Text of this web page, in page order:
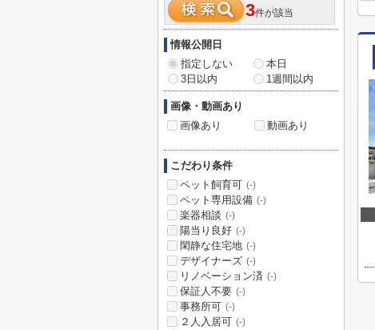
3件が該当
情報公開日
指定しない
本日
3日以内
1週間以内
画像・動画あり
画像あり
動画あり
こだわり条件
ペット飼育可 (-)
ペット専用設備 (-)
楽器相談 (-)
陽当り良好 (-)
閑静な住宅地 (-)
デザイナーズ (-)
リノベーション済 (-)
保証人不要 (-)
事務所可 (-)
２人入居可 (-)